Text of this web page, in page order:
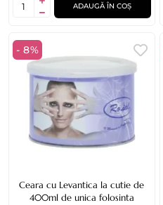
ADAUGĂ ÎN COȘ
- 8%
Ceara cu Levantica la cutie de
400ml de unica folosinta